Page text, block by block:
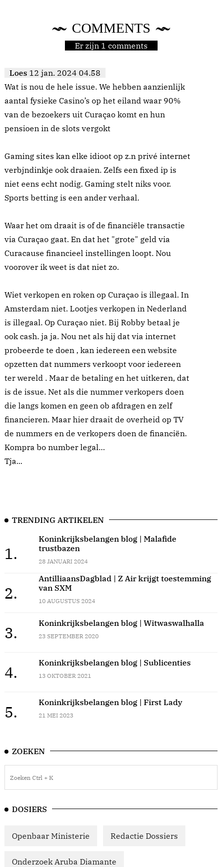
COMMENTS
Er zijn 1 comments
Loes 12 jan. 2024 04.58
Wat is nou de hele issue. We hebben aanzienlijk
aantal fysieke Casino’s op het eiland waar 90%
van de bezoekers uit Curaçao komt en hun
pensioen in de slots vergokt
Gaming sites kan elke idioot op z.n privé internet
verbjndinkje ook draaien. Zelfs een fixed ip is
niet eens echt nodig. Gaming stelt niks voor.
Sports betting is een ander verhaal.
Waar het om draait is of de financiële transactie
via Curaçao gaat. En dat het "grote" geld via
Curacause financieel instellingen loopt. Nou
voorover ik weet is dat niet zo.
Wiet verkopen en roken op Curaçao is illegaal. In
Amsterdam niet. Lootjes verkopen in Nederland
is illegaal. Op Curaçao niet. Bij Robby betaal je
ook cash. ja ja. Nou net als hij dat via internet
probeerde te doen , kan iedereen een website
opzetten dat nummers verkoopt voor iedereen
ter wereld . Maar de betaling en het uitkeren, dat
is de issue. Net als die nummer verkopers doen
die langs komen en geen ob afdragen en zelf
financieren. Maar hier draait de overheid op TV
de nummers en de verkopers doen de financiën.
Kompra bo number legal…
Tja...
TRENDING ARTIKELEN
1.
Koninkrijksbelangen blog | Malafide
trustbazen
28 JANUARI 2024
2.
AntilliaansDagblad | Z Air krijgt toestemming
van SXM
10 AUGUSTUS 2024
3.
Koninkrijksbelangen blog | Witwaswalhalla
23 SEPTEMBER 2020
4.
Koninkrijksbelangen blog | Sublicenties
13 OKTOBER 2021
5.
Koninkrijksbelangen blog | First Lady
21 MEI 2023
ZOEKEN
DOSIERS
Openbaar Ministerie Redactie Dossiers
Onderzoek Aruba Diamante